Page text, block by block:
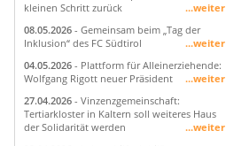
kleinen Schritt zurück
...weiter
08.05.2026 - Gemeinsam beim „Tag der
Inklusion“ des FC Südtirol
...weiter
04.05.2026 - Plattform für Alleinerziehende:
Wolfgang Rigott neuer Präsident
...weiter
27.04.2026 - Vinzenzgemeinschaft:
Tertiarkloster in Kaltern soll weiteres Haus
der Solidarität werden
...weiter